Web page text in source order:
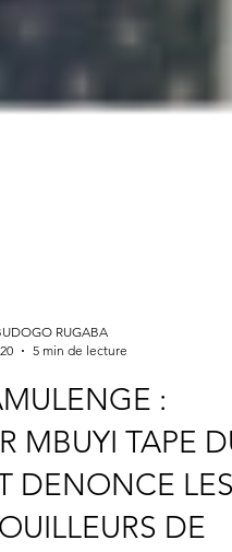
5 min de lecture
:
MBUYI TAPE DU
DENONCE LES